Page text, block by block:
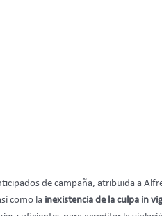
de campaña, atribuida a
como la inexistencia de la culpa in